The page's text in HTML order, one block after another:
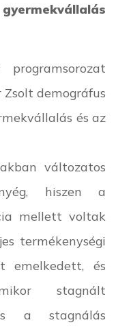
demográfus
és az
változatos
hiszen a
mellett voltak
termékenységi
emelkedett, és
stagnált
a stagnálás